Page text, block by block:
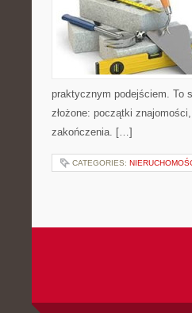
praktycznym podejściem. To
złożone: początki
zakończenia. […]
CATEGORIES: